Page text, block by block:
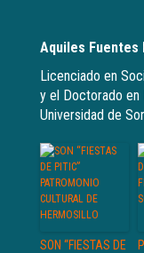
Aquiles Fuentes
Licenciado en
y el Doctorado en
Universidad de
SON “FIESTAS DE